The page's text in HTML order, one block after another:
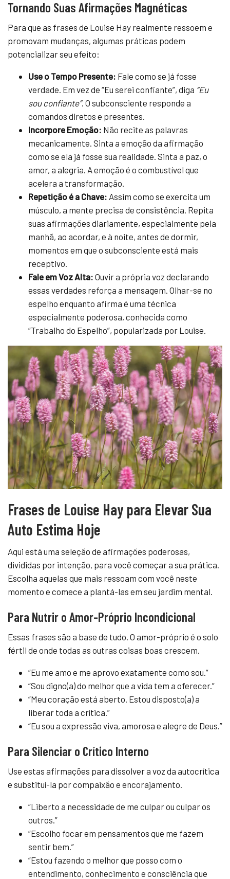
Tornando Suas Afirmações Magnéticas
Para que as frases de Louise Hay realmente ressoem e
promovam mudanças, algumas práticas podem
potencializar seu efeito:
Use o Tempo Presente: Fale como se já fosse
verdade. Em vez de “Eu serei confiante”, diga “Eu
sou confiante”. O subconsciente responde a
comandos diretos e presentes.
Incorpore Emoção: Não recite as palavras
mecanicamente. Sinta a emoção da afirmação
como se ela já fosse sua realidade. Sinta a paz, o
amor, a alegria. A emoção é o combustível que
acelera a transformação.
Repetição é a Chave: Assim como se exercita um
músculo, a mente precisa de consistência. Repita
suas afirmações diariamente, especialmente pela
manhã, ao acordar, e à noite, antes de dormir,
momentos em que o subconsciente está mais
receptivo.
Fale em Voz Alta: Ouvir a própria voz declarando
essas verdades reforça a mensagem. Olhar-se no
espelho enquanto afirma é uma técnica
especialmente poderosa, conhecida como
“Trabalho do Espelho”, popularizada por Louise.
Frases de Louise Hay para Elevar Sua
Auto Estima Hoje
Aqui está uma seleção de afirmações poderosas,
divididas por intenção, para você começar a sua prática.
Escolha aquelas que mais ressoam com você neste
momento e comece a plantá-las em seu jardim mental.
Para Nutrir o Amor-Próprio Incondicional
Essas frases são a base de tudo. O amor-próprio é o solo
fértil de onde todas as outras coisas boas crescem.
“Eu me amo e me aprovo exatamente como sou.”
“Sou digno(a) do melhor que a vida tem a oferecer.”
“Meu coração está aberto. Estou disposto(a) a
liberar toda a crítica.”
“Eu sou a expressão viva, amorosa e alegre de Deus.”
Para Silenciar o Crítico Interno
Use estas afirmações para dissolver a voz da autocrítica
e substituí-la por compaixão e encorajamento.
“Liberto a necessidade de me culpar ou culpar os
outros.”
“Escolho focar em pensamentos que me fazem
sentir bem.”
“Estou fazendo o melhor que posso com o
entendimento, conhecimento e consciência que